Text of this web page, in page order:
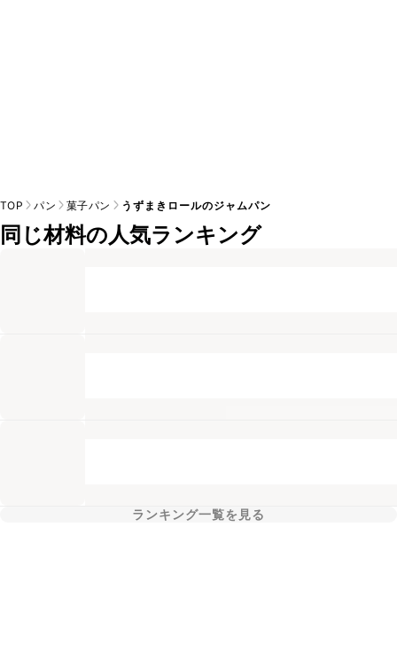
TOP パン 菓子パン うずまきロールのジャムパン
同じ材料の人気ランキング
ランキング一覧を見る